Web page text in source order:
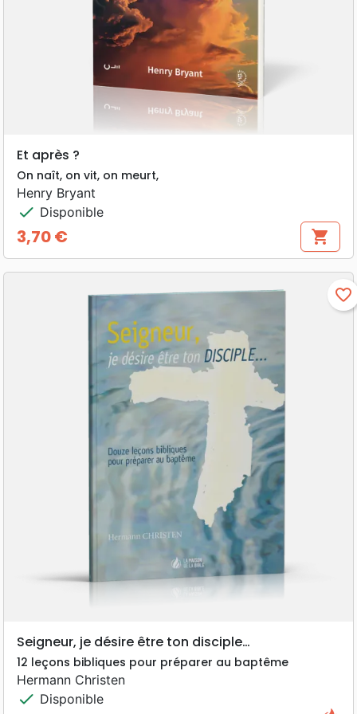
Et après ?
On naît, on vit, on meurt,
Henry Bryant
check Disponible
Prix
3,70 € shopping_cart
favorite_border
Seigneur, je désire être ton disciple…
12 leçons bibliques pour préparer au baptême
Hermann Christen
check Disponible